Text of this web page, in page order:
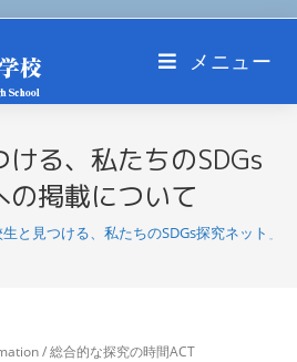
メニュー
ける、私たちのSDGs
掲載について
生と見つける、私たちのSDGs探究ネット」
/ 総合的な探究の時間ACT